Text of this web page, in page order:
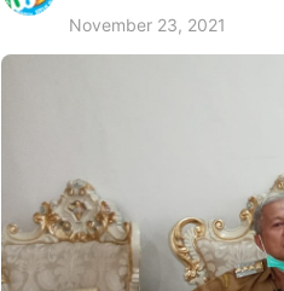
November 23, 2021
Premium
Templates